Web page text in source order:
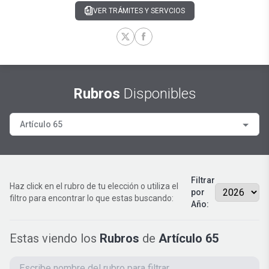
VER TRÁMITES Y SERVCIOS
Rubros Disponibles
Artículo 65
Haz click en el rubro de tu elección o utiliza el
filtro para encontrar lo que estas buscando:
Filtrar
por
Año:
Estas viendo los Rubros de Artículo 65